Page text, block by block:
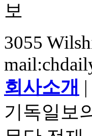
3055
회사소개
기독일보